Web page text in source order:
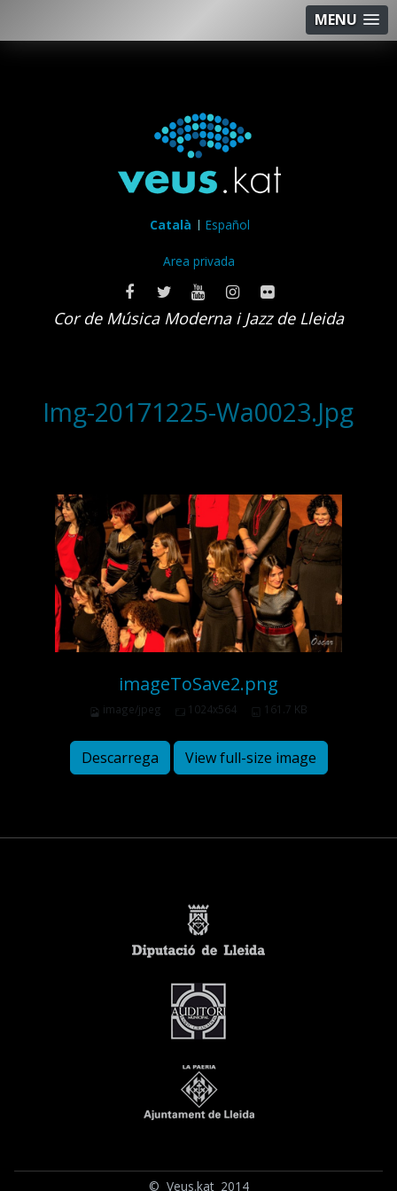
MENU
Català Español
Area privada
Cor de Música Moderna i Jazz de Lleida
Img-20171225-Wa0023.Jpg
imageToSave2.png
image/jpeg 1024x564 161.7 KB
Descarrega View full-size image
© Veus.kat 2014